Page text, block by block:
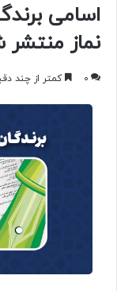
اسامی
نماز
0 کمتر از چند